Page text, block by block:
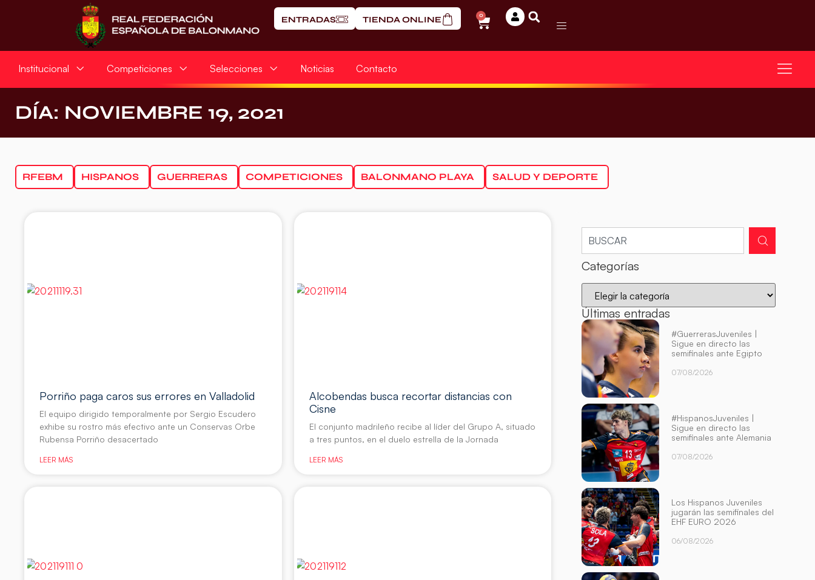
ENTRADAS TIENDA ONLINE 0
Institucional Competiciones Selecciones Noticias Contacto
DÍA: NOVIEMBRE 19, 2021
RFEBM HISPANOS GUERRERAS COMPETICIONES BALONMANO PLAYA SALUD Y DEPORTE
Porriño paga caros sus errores en Valladolid
El equipo dirigido temporalmente por Sergio Escudero
exhibe su rostro más efectivo ante un Conservas Orbe
Rubensa Porriño desacertado
LEER MÁS
Alcobendas busca recortar distancias con
Cisne
El conjunto madrileño recibe al líder del Grupo A, situado
a tres puntos, en el duelo estrella de la Jornada
LEER MÁS
Categorías
Últimas entradas
#GuerrerasJuveniles |
Sigue en directo las
semifinales ante Egipto
07/08/2026
#HispanosJuveniles |
Sigue en directo las
semifinales ante Alemania
07/08/2026
Los Hispanos Juveniles
jugarán las semifinales del
EHF EURO 2026
06/08/2026